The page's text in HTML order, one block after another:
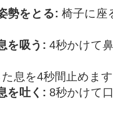
勢をとる: 椅子に座
を吸う: 4秒かけて
息を4秒間止めま
を吐く: 8秒かけて